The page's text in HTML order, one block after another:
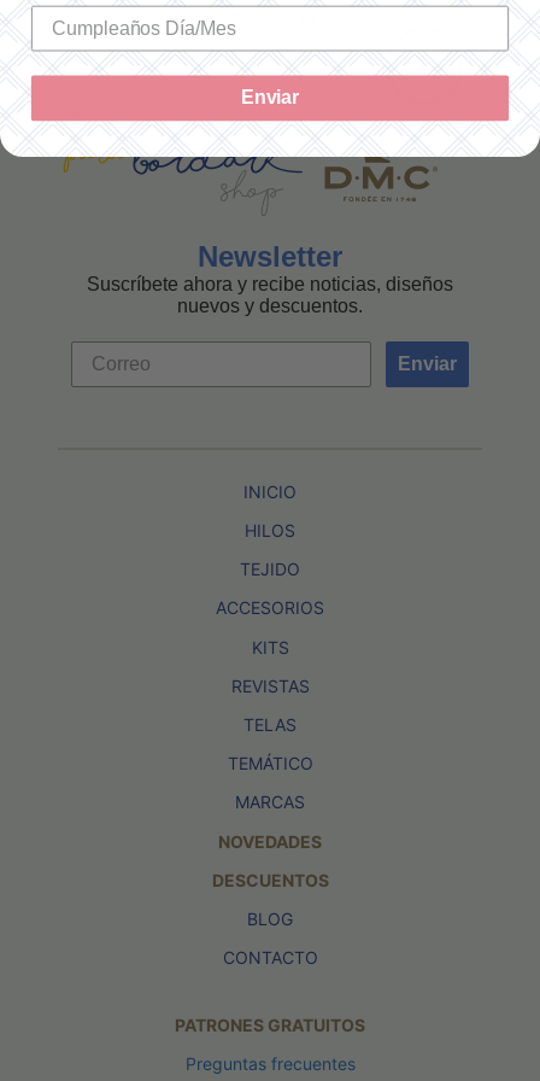
MEXICANA
Newsletter
Suscríbete ahora y recibe noticias, diseños
nuevos y descuentos.
Enviar
INICIO
HILOS
TEJIDO
ACCESORIOS
KITS
REVISTAS
TELAS
TEMÁTICO
MARCAS
NOVEDADES
DESCUENTOS
BLOG
CONTACTO
PATRONES GRATUITOS
Preguntas frecuentes
Enviar